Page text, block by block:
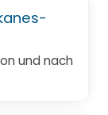
und nach